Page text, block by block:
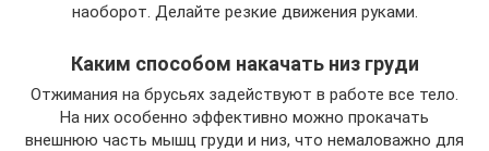
наоборот. Делайте резкие движения руками.
Каким способом накачать низ груди
Отжимания на брусьях задействуют в работе все тело.
На них особенно эффективно можно прокачать
внешнюю часть мышц груди и низ, что немаловажно для